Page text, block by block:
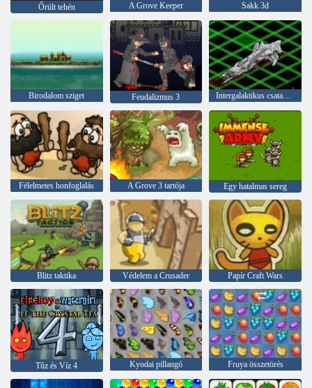
Őrült tehén A Grove Keeper Sakk 3d
Birodalom sziget Feudalizmus 3 Intergalaktikus csatahajók
Félelmetes honfoglalás A Grove 3 tartója Egy hatalmas sereg
Blitz taktika Védelem a Crusader Papír Craft Wars
Tűz és Víz 4 Kyodai pillangó Fruya összetörés